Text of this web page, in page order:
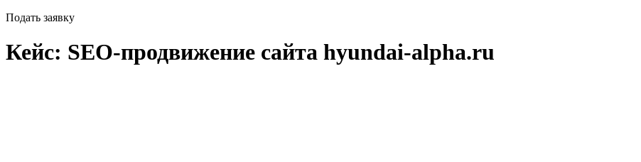
Подать заявку
Кейс: SEO-продвижение сайта hyundai-alpha.ru